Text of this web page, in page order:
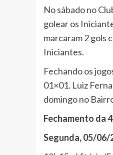
No sábado no
golear os
marcaram 2 gols
Iniciantes.
Fechando os
01×01. Luiz
domingo no
Fechamento da
Segunda, 05/06/